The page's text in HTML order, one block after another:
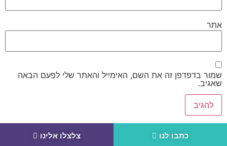
אתר
שמור בדפדפן זה את השם, האימייל והאתר שלי לפעם הבאה
שאגיב.
כתבו לנו צלצלו אלינו